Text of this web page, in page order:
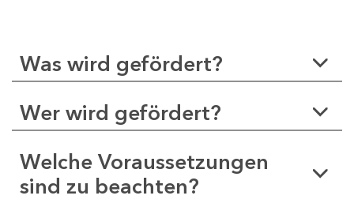
Was wird gefördert?
Wer wird gefördert?
Welche Voraussetzungen
sind zu beachten?